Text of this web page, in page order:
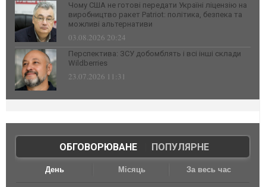
Чому США не готові передати Україні ліцензію на
виробництво ракет Patriot: політика, безпека та
можливі альтернативи
03.08.2026 20:24
Перспектива: ЗСУ добомблять і всі інші склади
Wildberries
23.07.2026 11:31
ОБГОВОРЮВАНЕ| ПОПУЛЯРНЕ
День Місяць За весь час